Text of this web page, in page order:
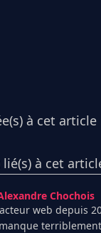
à cet article
lié(s) à cet
Chochois
web depuis